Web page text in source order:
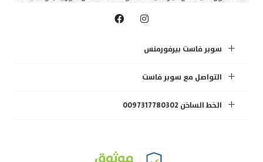
سوبر فاست بيرفورمنس
التواصل مع سوبر فاست
الخط الساخن 0097317780302